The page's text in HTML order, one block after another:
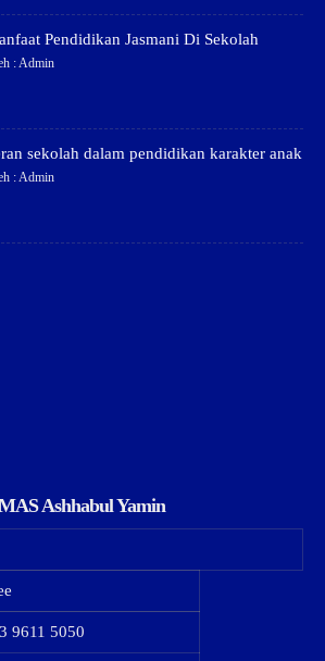
Pendidikan Jasmani Di Sekolah
: Admin
sekolah dalam pendidikan karakter anak
: Admin
Ashhabul Yamin
9611 5050